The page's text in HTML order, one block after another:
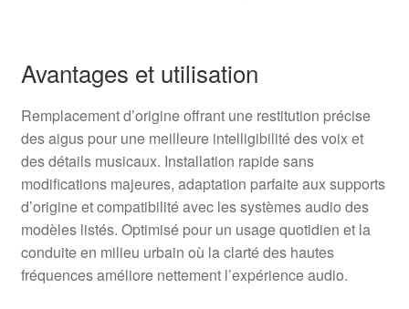
Avantages et utilisation
Remplacement d’origine offrant une restitution précise
des aigus pour une meilleure intelligibilité des voix et
des détails musicaux. Installation rapide sans
modifications majeures, adaptation parfaite aux supports
d’origine et compatibilité avec les systèmes audio des
modèles listés. Optimisé pour un usage quotidien et la
conduite en milieu urbain où la clarté des hautes
fréquences améliore nettement l’expérience audio.